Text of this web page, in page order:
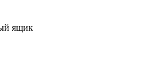
ящик